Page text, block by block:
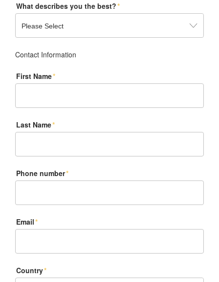
What describes you the best?*
Contact Information
First Name*
Last Name*
Phone number*
Email*
Country*